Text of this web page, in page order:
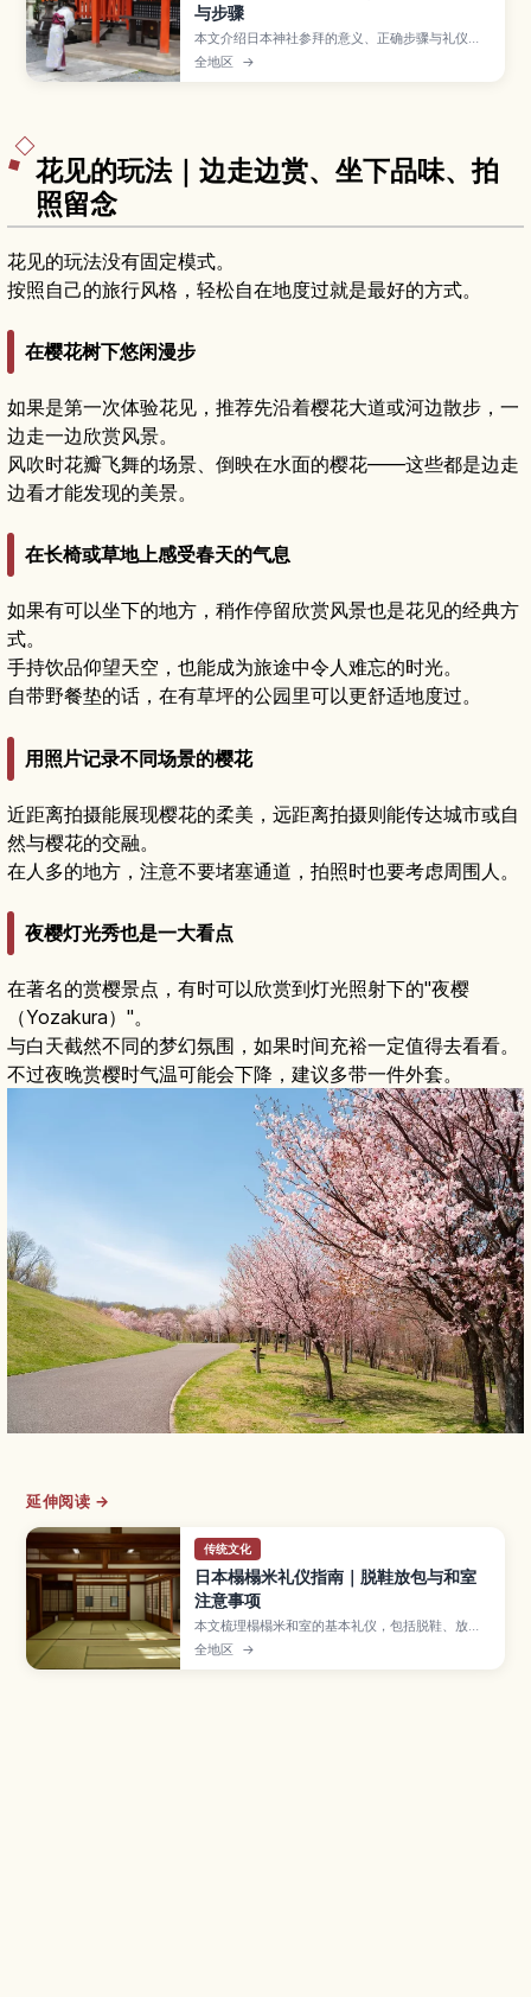
与步骤
本文介绍日本神社参拜的意义、正确步骤与礼仪要
点，帮助访日游客避免失礼，更从容地体验神社文
化。
全地区 →
花见的玩法｜边走边赏、坐下品味、拍
照留念
花见的玩法没有固定模式。
按照自己的旅行风格，轻松自在地度过就是最好的方式。
在樱花树下悠闲漫步
如果是第一次体验花见，推荐先沿着樱花大道或河边散步，一
边走一边欣赏风景。
风吹时花瓣飞舞的场景、倒映在水面的樱花——这些都是边走
边看才能发现的美景。
在长椅或草地上感受春天的气息
如果有可以坐下的地方，稍作停留欣赏风景也是花见的经典方
式。
手持饮品仰望天空，也能成为旅途中令人难忘的时光。
自带野餐垫的话，在有草坪的公园里可以更舒适地度过。
用照片记录不同场景的樱花
近距离拍摄能展现樱花的柔美，远距离拍摄则能传达城市或自
然与樱花的交融。
在人多的地方，注意不要堵塞通道，拍照时也要考虑周围人。
夜樱灯光秀也是一大看点
在著名的赏樱景点，有时可以欣赏到灯光照射下的"夜樱
（Yozakura）"。
与白天截然不同的梦幻氛围，如果时间充裕一定值得去看看。
不过夜晚赏樱时气温可能会下降，建议多带一件外套。
延伸阅读 →
传统文化
日本榻榻米礼仪指南｜脱鞋放包与和室
注意事项
本文梳理榻榻米和室的基本礼仪，包括脱鞋、放
包、拍照与防损细节，帮助新手从容应对。
全地区 →